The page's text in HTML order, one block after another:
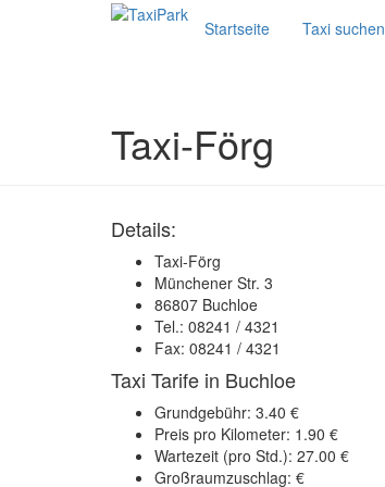
Startseite Taxi suchen
Taxi-Förg
Details:
Taxi-Förg
Münchener Str. 3
86807 Buchloe
Tel.: 08241 / 4321
Fax: 08241 / 4321
Taxi Tarife in Buchloe
Grundgebühr: 3.40 €
Preis pro Kilometer: 1.90 €
Wartezeit (pro Std.): 27.00 €
Großraumzuschlag: €